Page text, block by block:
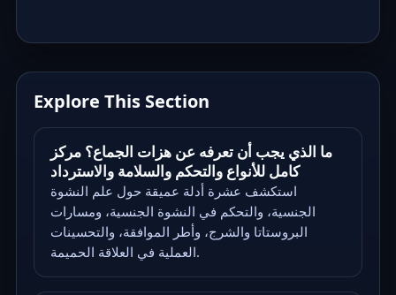
Explore This Section
ما الذي يجب أن تعرفه عن هزات الجماع؟ مركز
كامل للأنواع والتحكم والسلامة والاسترداد
استكشف عشرة أدلة عميقة حول علم النشوة
الجنسية، والتحكم في النشوة الجنسية، ومسارات
البروستاتا والشرج، وأطر الموافقة، والتحسينات
العملية في العلاقة الحميمة.